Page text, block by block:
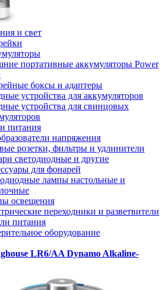
и свет
портативные аккумуляторы Power
боксы и адаптеры
устройства для аккумуляторов
устройства для свинцовых
питания
напряжения
розетки, фильтры и удлинители
светодиодные и другие
для фонарей
лампы настольные и
освещения
переходники и разветвители
питания
оборудование
LR6/AA Dynamo Alkaline-